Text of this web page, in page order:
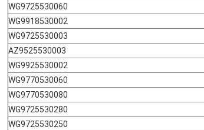
WG9725530060
WG9918530002
WG9725530003
AZ9525530003
WG9925530002
WG9770530060
WG9770530080
WG9725530280
WG9725530250